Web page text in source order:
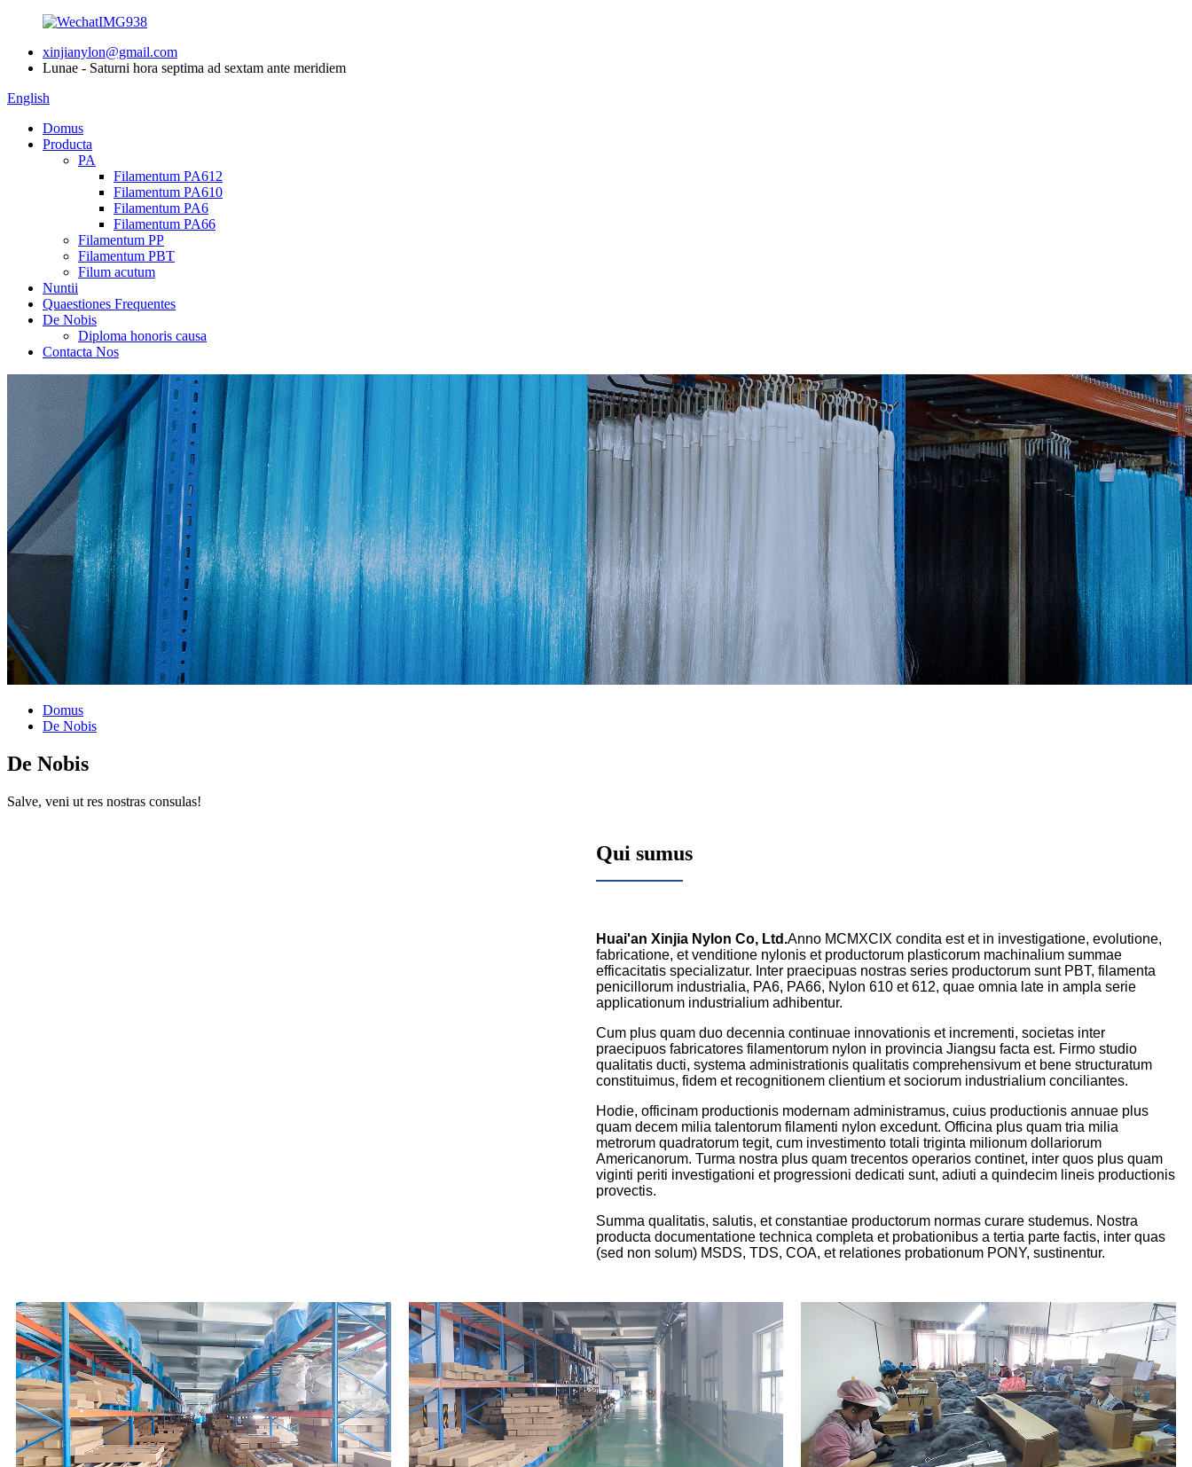
xinjianylon@gmail.com
Lunae - Saturni hora septima ad sextam ante meridiem
English
Domus
Producta
PA
Filamentum PA612
Filamentum PA610
Filamentum PA6
Filamentum PA66
Filamentum PP
Filamentum PBT
Filum acutum
Nuntii
Quaestiones Frequentes
De Nobis
Diploma honoris causa
Contacta Nos
Domus
De Nobis
De Nobis
Salve, veni ut res nostras consulas!
Qui sumus
Huai'an Xinjia Nylon Co, Ltd.Anno MCMXCIX condita est et in investigatione, evolutione,
fabricatione, et venditione nylonis et productorum plasticorum machinalium summae
efficacitatis specializatur. Inter praecipuas nostras series productorum sunt PBT, filamenta
penicillorum industrialia, PA6, PA66, Nylon 610 et 612, quae omnia late in ampla serie
applicationum industrialium adhibentur.
Cum plus quam duo decennia continuae innovationis et incrementi, societas inter
praecipuos fabricatores filamentorum nylon in provincia Jiangsu facta est. Firmo studio
qualitatis ducti, systema administrationis qualitatis comprehensivum et bene structuratum
constituimus, fidem et recognitionem clientium et sociorum industrialium conciliantes.
Hodie, officinam productionis modernam administramus, cuius productionis annuae plus
quam decem milia talentorum filamenti nylon excedunt. Officina plus quam tria milia
metrorum quadratorum tegit, cum investimento totali triginta milionum dollariorum
Americanorum. Turma nostra plus quam trecentos operarios continet, inter quos plus quam
viginti periti investigationi et progressioni dedicati sunt, adiuti a quindecim lineis productionis
provectis.
Summa qualitatis, salutis, et constantiae productorum normas curare studemus. Nostra
producta documentatione technica completa et probationibus a tertia parte factis, inter quas
(sed non solum) MSDS, TDS, COA, et relationes probationum PONY, sustinentur.